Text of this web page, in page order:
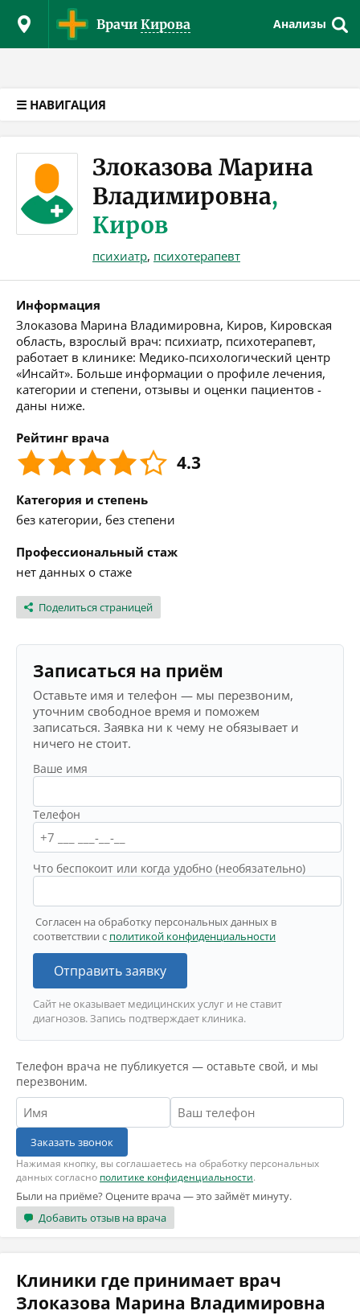
Врачи Кирова Анализы
☰ НАВИГАЦИЯ
Злоказова Марина
Владимировна,
Киров
психиатр, психотерапевт
Информация
Злоказова Марина Владимировна, Киров, Кировская
область, взрослый врач: психиатр, психотерапевт,
работает в клинике: Медико-психологический центр
«Инсайт». Больше информации о профиле лечения,
категории и степени, отзывы и оценки пациентов -
даны ниже.
Рейтинг врача
4.3
Категория и степень
без категории, без степени
Профессиональный стаж
нет данных о стаже
Поделиться страницей
Записаться на приём
Оставьте имя и телефон — мы перезвоним,
уточним свободное время и поможем
записаться. Заявка ни к чему не обязывает и
ничего не стоит.
Ваше имя
Телефон
Что беспокоит или когда удобно (необязательно)
Согласен на обработку персональных данных в
соответствии с политикой конфиденциальности
Отправить заявку
Сайт не оказывает медицинских услуг и не ставит
диагнозов. Запись подтверждает клиника.
Телефон врача не публикуется — оставьте свой, и мы
перезвоним.
Заказать звонок
Нажимая кнопку, вы соглашаетесь на обработку персональных
данных согласно политике конфиденциальности.
Были на приёме? Оцените врача — это займёт минуту.
Добавить отзыв на врача
Клиники где принимает врач
Злоказова Марина Владимировна